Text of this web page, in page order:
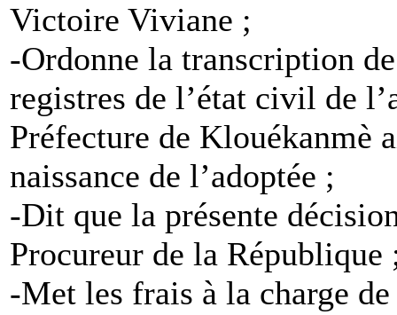
Victoire Viviane ;
-Ordonne la transcription
registres de l’état civil de
Préfecture de Klouékanmè
naissance de l’adoptée ;
-Dit que la présente
Procureur de la République
-Met les frais à la charge de